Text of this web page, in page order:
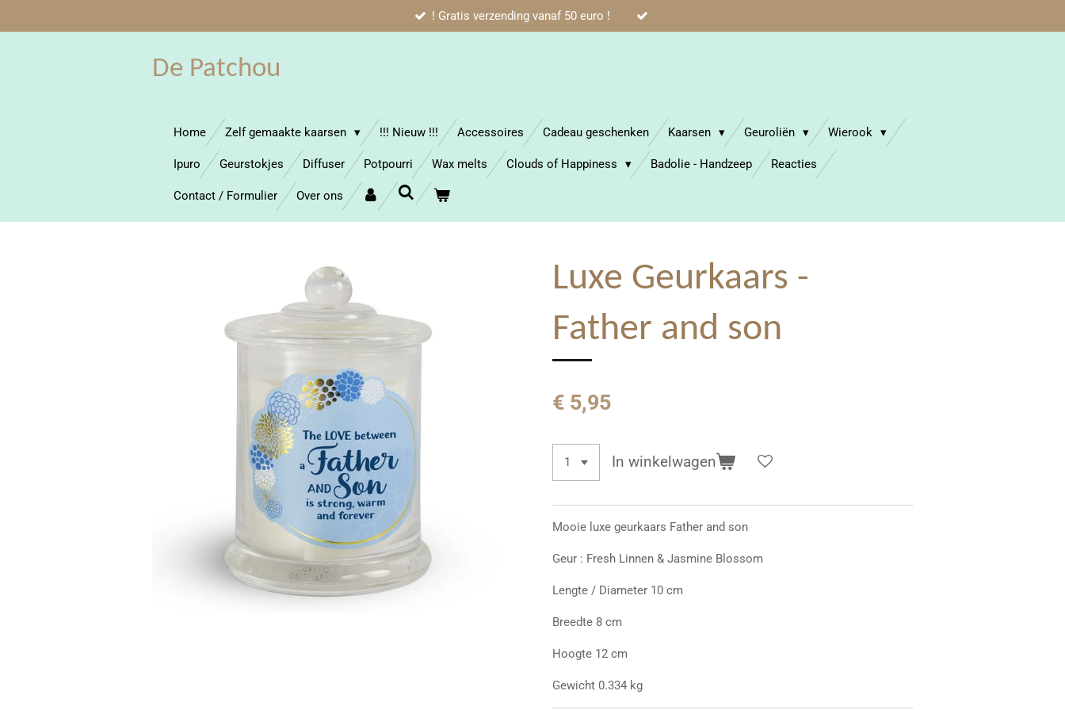
! Gratis verzending vanaf 50 euro !
De Patchou
Home Zelf gemaakte kaarsen !!! Nieuw !!! Accessoires Cadeau geschenken Kaarsen Geuroliën Wierook
Ipuro Geurstokjes Diffuser Potpourri Wax melts Clouds of Happiness Badolie - Handzeep Reacties
Contact / Formulier Over ons
Luxe Geurkaars -
Father and son
€ 5,95
In winkelwagen
Mooie luxe geurkaars Father and son
Geur : Fresh Linnen & Jasmine Blossom
Lengte / Diameter 10 cm
Breedte 8 cm
Hoogte 12 cm
Gewicht 0.334 kg